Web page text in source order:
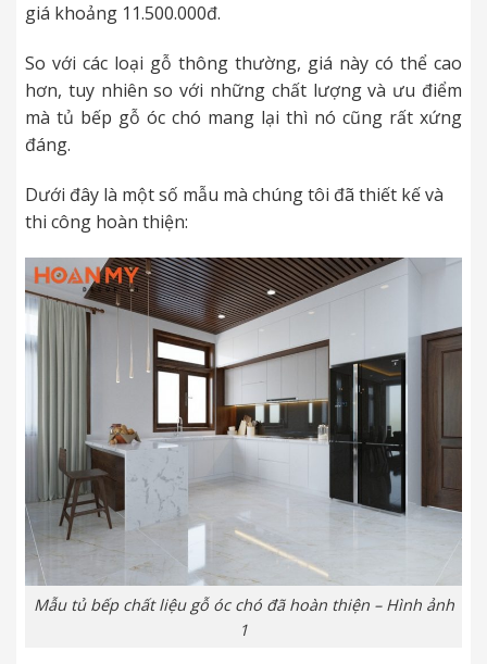
giá khoảng 11.500.000đ.
So với các loại gỗ thông thường, giá này có thể cao
hơn, tuy nhiên so với những chất lượng và ưu điểm
mà tủ bếp gỗ óc chó mang lại thì nó cũng rất xứng
đáng.
Dưới đây là một số mẫu mà chúng tôi đã thiết kế và
thi công hoàn thiện:
Mẫu tủ bếp chất liệu gỗ óc chó đã hoàn thiện – Hình ảnh
1